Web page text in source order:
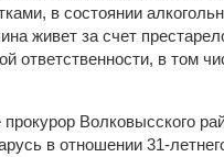
в состоянии
живет за счет
ответственности, в том
Волковысского
в отношении 31-